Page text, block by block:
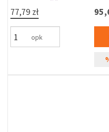
77,79 zł
opk